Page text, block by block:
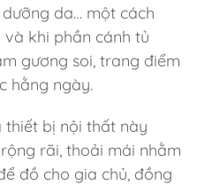
da… một cách
khi phần cánh tủ
gương soi, trang điểm
hằng ngày.
thiết bị nội thất này
rãi, thoải mái nhằm
đồ cho gia chủ, đồng